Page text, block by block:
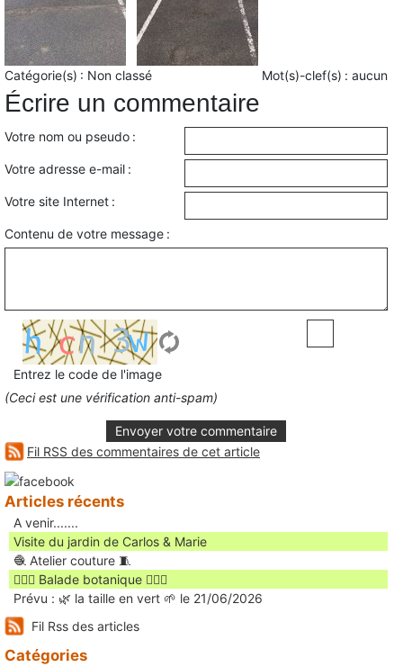
Catégorie(s) : Non classé Mot(s)-clef(s) : aucun
Écrire un commentaire
Votre nom ou pseudo :
Votre adresse e-mail :
Votre site Internet :
Contenu de votre message :
Entrez le code de l'image
(Ceci est une vérification anti-spam)
Envoyer votre commentaire
Fil RSS des commentaires de cet article
Articles récents
A venir.......
Visite du jardin de Carlos & Marie
🧶 Atelier couture 🧵
🚶🏻‍♀️ Balade botanique 🚶🏻‍♂️
Prévu : 🌿 la taille en vert 🌱 le 21/06/2026
Fil Rss des articles
Catégories